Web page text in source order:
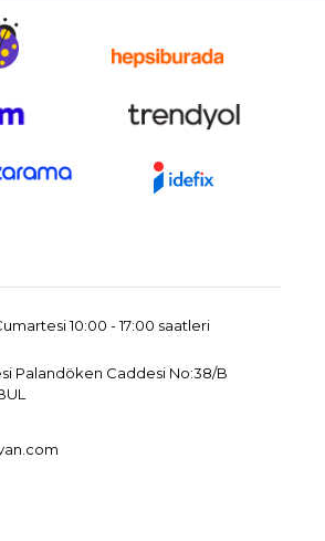
10:00 - 17:00 saatleri
Palandöken Caddesi No:38/B